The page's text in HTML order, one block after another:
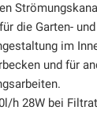
die Garten- und
im
und für
h 28W bei